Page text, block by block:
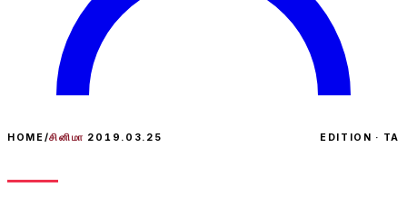
HOME/சினிமா 2019.03.25 EDITION · TA